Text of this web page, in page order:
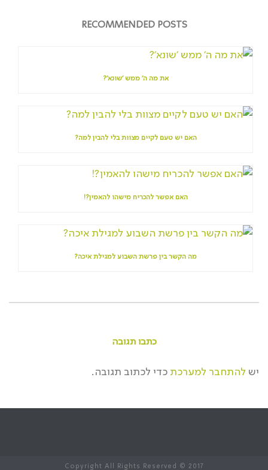
RECOMMENDED POSTS
את מה ה' ממש 'שונא'?
האם יש טעם לקיים מצוות בלי להבין למה?
האם אפשר להכריח מישהו להאמין?!
מה הקשר בין פרשת השבוע למגילת איכה?
כתבו תגובה
יש להתחבר למערכת כדי לכתוב תגובה.
Copyright All Rights Reserved © 2017